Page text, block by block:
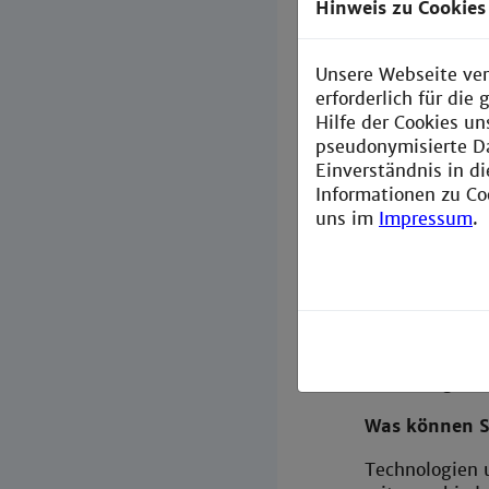
Die vielen
Welche
Die
parallel zum
gewonnenen
Interesse an
Welche
Was können
Technologien
Hinweis zu Cookies
Unsere Webseite
erforderlich für die
Hilfe der Cookies
pseudonymisierte
Einverständnis in
Informationen zu
uns im Impressum.